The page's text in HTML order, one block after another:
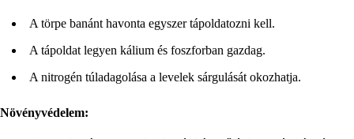
A törpe banánt havonta egyszer tápoldatozni kell.
A tápoldat legyen kálium és foszforban gazdag.
A nitrogén túladagolása a levelek sárgulását okozhatja.
Növényvédelem: